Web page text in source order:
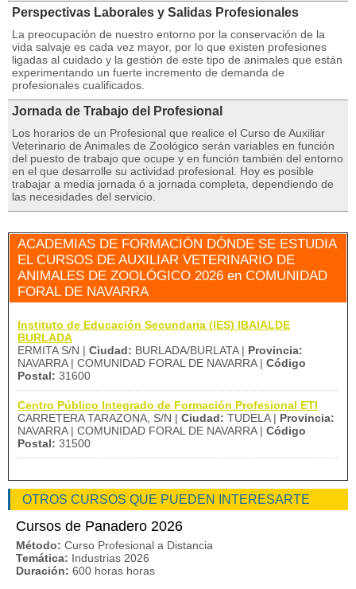
Perspectivas Laborales y Salidas Profesionales
La preocupación de nuestro entorno por la conservación de la
vida salvaje es cada vez mayor, por lo que existen profesiones
ligadas al cuidado y la gestión de este tipo de animales que están
experimentando un fuerte incremento de demanda de
profesionales cualificados.
Jornada de Trabajo del Profesional
Los horarios de un Profesional que realice el Curso de Auxiliar
Veterinario de Animales de Zoológico serán variables en función
del puesto de trabajo que ocupe y en función también del entorno
en el que desarrolle su actividad profesional. Hoy es posible
trabajar a media jornada ó a jornada completa, dependiendo de
las necesidades del servicio.
ACADEMIAS DE FORMACIÓN DÓNDE SE ESTUDIA
EL CURSOS DE AUXILIAR VETERINARIO DE
ANIMALES DE ZOOLÓGICO 2026 en COMUNIDAD
FORAL DE NAVARRA
Instituto de Educación Secundaria (IES) IBAIALDE
BURLADA
ERMITA S/N | Ciudad: BURLADA/BURLATA | Provincia:
NAVARRA | COMUNIDAD FORAL DE NAVARRA | Código
Postal: 31600
Centro Público Integrado de Formación Profesional ETI
CARRETERA TARAZONA, S/N | Ciudad: TUDELA | Provincia:
NAVARRA | COMUNIDAD FORAL DE NAVARRA | Código
Postal: 31500
OTROS CURSOS QUE PUEDEN INTERESARTE
Cursos de Panadero 2026
Método: Curso Profesional a Distancia
Temática: Industrias 2026
Duración: 600 horas horas